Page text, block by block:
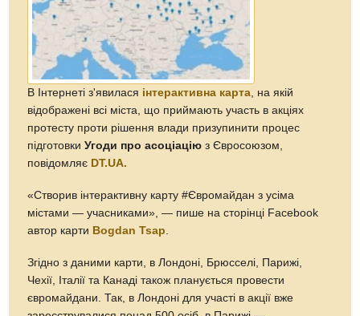
В Інтернеті з'явилася інтерактивна карта , на якій
відображені всі міста, що приймають участь в акціях
протесту проти рішення влади призупинити процес
підготовкиУгоди про асоціацію з Євросоюзом,
повідомляє DT.UA.
«Створив інтерактивну карту #Євромайдан з усіма
містами — учасниками», — пише на сторінці Facebook
автор карти Bogdan Tsap
Згідно з даними карти, в Лондоні, Брюсселі, Парижі,
Чехії, Італії та Канаді також планується провести
євромайдани. Так, в Лондоні для участі в акції вже